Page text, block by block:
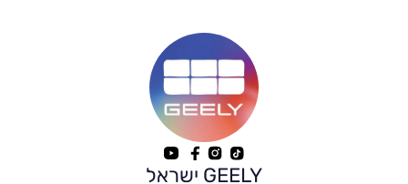
GEELY ישראל